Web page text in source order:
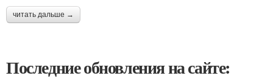
читать дальше →
Последние обновления на сайте: